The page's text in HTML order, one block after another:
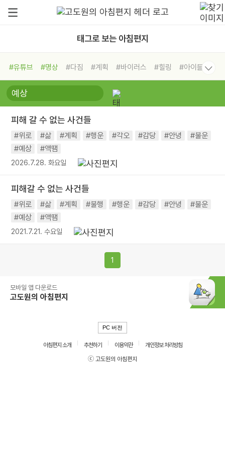
태그로 보는 아침편지
#유튜브 #명상 #다짐 #계획 #바이러스 #힐링
#아이들
#비전캠프
#독서캠프 #삶
#희망
#나눔 #친구 #링컨학교
#독서
#건강 #면역력
피해 갈 수 없는 사건들
#위로 #삶 #계획 #행운 #각오 #감당 #안녕
#불운
#예상
#액땜
2026.7.28. 화요일
피해갈 수 없는 사건들
#위로 #삶 #계획 #불행 #행운 #감당 #안녕
#불운
#예상
#액땜
2021.7.21. 수요일
1
모바일 앱 다운로드
고도원의 아침편지
PC 버전
아침편지 소개 추천하기 이용약관
개인정보 처리방침
ⓒ 고도원의 아침편지